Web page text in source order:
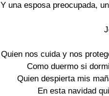
Y una esposa preocupada,
Quien nos cuida y nos
Como duermo si
Quien despierta mis
En esta navidad